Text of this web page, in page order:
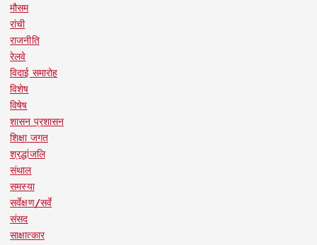
मौसम
रांची
राजनीति
रेलवे
विदाई समारोह
विशेष
विषेष
शासन प्रशासन
शिक्षा जगत
श्रद्धांजलि
संथाल
समस्या
सर्वेक्षण/सर्वे
संसद
साक्षात्कार